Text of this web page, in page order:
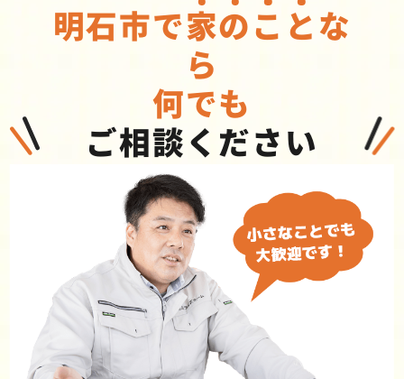
明石市で家のこ とな
ら
何でも
ご相談ください